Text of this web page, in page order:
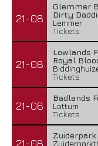
21-08
Glemmer
Dirty
Lemmer
Tickets
21-08
Lowlands
Royal
Tickets
21-08
Badlands
Lottum
Tickets
21-08